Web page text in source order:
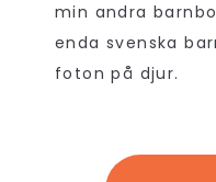
min andra
enda svenska
foton på djur.